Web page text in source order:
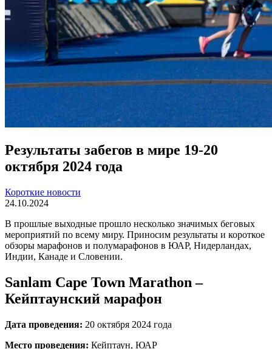
Результаты забегов в мире 19-20
октября 2024 года
Короткие новости
24.10.2024
В прошлые выходные прошло несколько значимых беговых
мероприятий по всему миру. Приносим результаты и короткое
обзоры марафонов и полумарафонов в ЮАР, Нидерландах,
Индии, Канаде и Словении.
Sanlam Cape Town Marathon –
Кейптаунский марафон
Дата проведения: 20 октября 2024 года
Место проведения: Кейптаун, ЮАР